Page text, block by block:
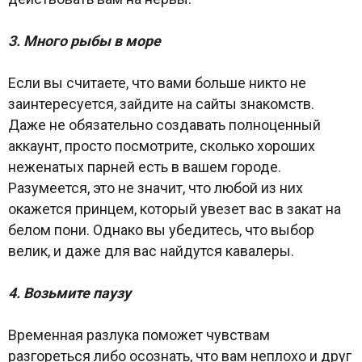
3. Много рыбы в море
Если вы считаете, что вами больше никто не
заинтересуется, зайдите на сайты знакомств.
Даже не обязательно создавать полноценный
аккаунт, просто посмотрите, сколько хороших
неженатых парней есть в вашем городе.
Разумеется, это не значит, что любой из них
окажется принцем, который увезет вас в закат на
белом пони. Однако вы убедитесь, что выбор
велик, и даже для вас найдутся кавалеры.
4. Возьмите паузу
Временная разлука поможет чувствам
разгореться либо осознать, что вам неплохо и друг